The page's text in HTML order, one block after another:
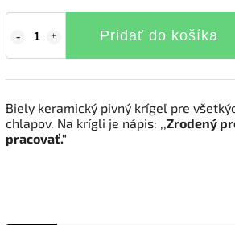
Pridať do košíka
Biely keramický pivný krígeľ pre
chlapov. Na krígli je nápis: ,,Zrodený
pracovať."